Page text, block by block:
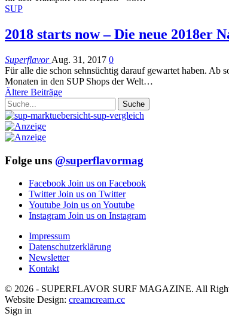
SUP
2018 starts now – Die neue 2018er
Superflavor Aug. 31, 2017 0
Für alle die schon sehnsüchtig darauf gewartet haben. Ab
Monaten in den SUP Shops der Welt…
Ältere Beiträge
Folge uns @superflavormag
Facebook Join us on Facebook
Twitter Join us on Twitter
Youtube Join us on Youtube
Instagram Join us on Instagram
Impressum
Datenschutzerklärung
Newsletter
Kontakt
© 2026 - SUPERFLAVOR SURF MAGAZINE. All
Website Design: creamcream.cc
Sign in